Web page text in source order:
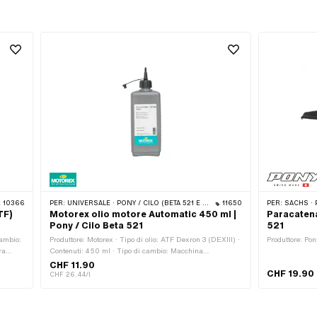
10366 PER: UNIVERSALE · PONY / CILO (BETA 521 E 512) 11650
Motorex olio motore Automatic 450 ml |
Pony / Cilo Beta 521
Produttore: Motorex · Tipo di olio: ATF Dexron 3 (DEXIII) ·
Contenuti: 450 ml · Tipo di cambio: Macchina
automatica · Resistenza alla temperatura (min.): -36 -
200 °C · Area di applicazione: Lubrificazione del cambio
CHF 11.90
CHF 26.44/l
PER: SACHS ·
521
Produttore:
CHF 19.90